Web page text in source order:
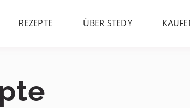
REZEPTE ÜBER STEDY